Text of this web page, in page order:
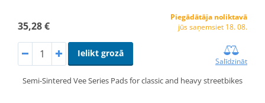
35,28 €
Piegādātāja noliktavā
jūs saņemsiet 18. 08.
Ielikt grozā
Salīdzināt
Semi-Sintered Vee Series Pads for classic and heavy streetbikes